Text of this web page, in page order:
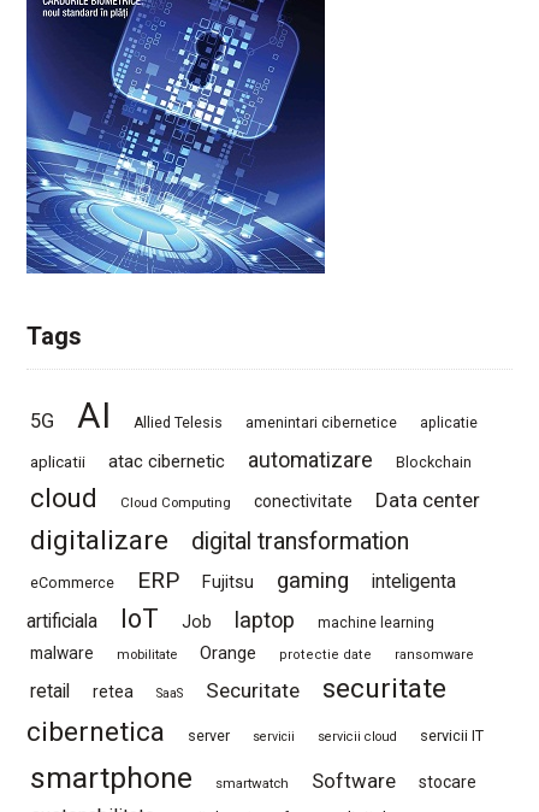
Tags
5G AI Allied Telesis amenintari cibernetice aplicatie
aplicatii atac cibernetic automatizare Blockchain
cloud Cloud Computing conectivitate Data center
digitalizare digital transformation
eCommerce ERP Fujitsu gaming
inteligenta
artificiala
IoT Job laptop machine learning
malware mobilitate Orange protectie date ransomware
retail retea SaaS Securitate
securitate
cibernetica
server servicii servicii cloud servicii IT
smartphone smartwatch Software stocare